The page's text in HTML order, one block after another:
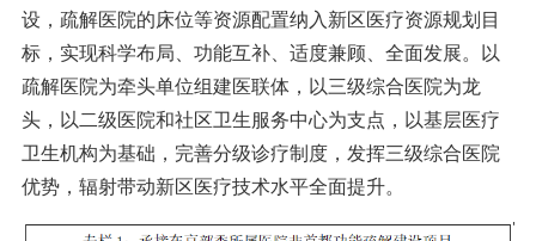
设，疏解医院的床位等资源配置纳入新区医疗资源规划目
标，实现科学布局、功能互补、适度兼顾、全面发展。以
疏解医院为牵头单位组建医联体，以三级综合医院为龙
头，以二级医院和社区卫生服务中心为支点，以基层医疗
卫生机构为基础，完善分级诊疗制度，发挥三级综合医院
优势，辐射带动新区医疗技术水平全面提升。